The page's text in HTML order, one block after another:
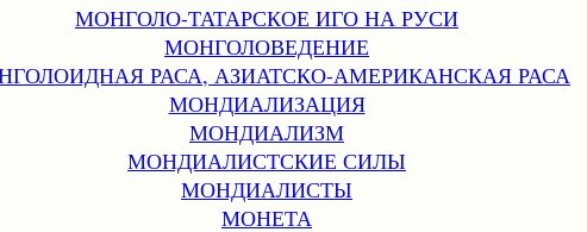
МОНГОЛО-ТАТАРСКОЕ ИГО НА РУСИ
МОНГОЛОВЕДЕНИЕ
РАСА, АЗИАТСКО-АМЕРИКАНСКАЯ РАСА
МОНДИАЛИЗАЦИЯ
МОНДИАЛИЗМ
МОНДИАЛИСТСКИЕ СИЛЫ
МОНДИАЛИСТЫ
МОНЕТА